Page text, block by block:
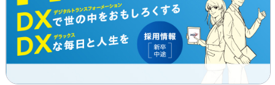
2026.06.16
新卒10期生 辞令交付式を行いました
2026.05.28
現場に新たな活気を！NDTEC株式会社に4名の仲間が加わりました
🔧